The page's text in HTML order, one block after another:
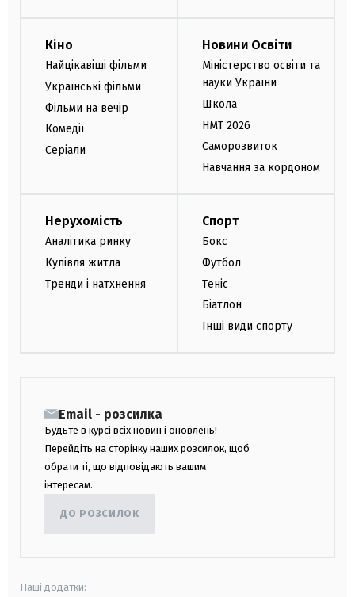
Кіно
Найцікавіші фільми
Українські фільми
Фільми на вечір
Комедії
Серіали
Новини Освіти
Міністерство освіти та
науки України
Школа
НМТ 2026
Саморозвиток
Навчання за кордоном
Нерухомість
Аналітика ринку
Купівля житла
Тренди і натхнення
Спорт
Бокс
Футбол
Теніс
Біатлон
Інші види спорту
Email - розсилка
Будьте в курсі всіх новин і оновлень!
Перейдіть на сторінку наших розсилок, щоб
обрати ті, що відповідають вашим
інтересам.
ДО РОЗСИЛОК
Наші додатки: